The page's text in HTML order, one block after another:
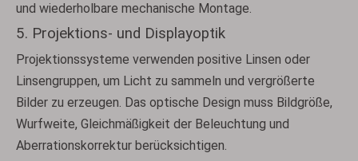
und wiederholbare mechanische Montage.
5. Projektions- und Displayoptik
Projektionssysteme verwenden positive Linsen oder
Linsengruppen, um Licht zu sammeln und vergrößerte
Bilder zu erzeugen. Das optische Design muss Bildgröße,
Wurfweite, Gleichmäßigkeit der Beleuchtung und
Aberrationskorrektur berücksichtigen.